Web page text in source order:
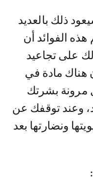
ذلك بالعديد
الفوائد أن
على تجاعيد
هناك مادة في
مرونة بشرتك
وعند توقفك عن
ونضارتها بعد